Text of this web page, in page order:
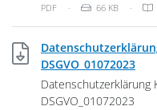
Dateityp: PDF-Dokument
PDF · Dateigröße:
66 KB ·
DSGVO_01072023
Datenschutzerklärung
DSGVO_01072023